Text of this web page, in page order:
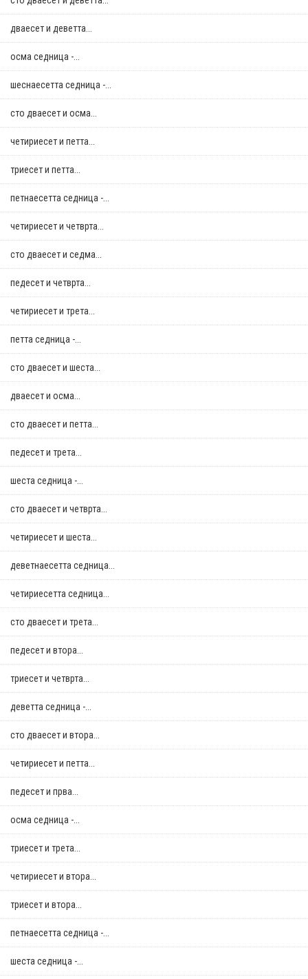
дваесет и деветта...
осма седница -...
шеснаесетта седница -...
сто дваесет и осма...
четириесет и петта...
триесет и петта...
петнаесетта седница -...
четириесет и четврта...
сто дваесет и седма...
педесет и четврта...
четириесет и трета...
петта седница -...
сто дваесет и шеста...
дваесет и осма...
сто дваесет и петта...
педесет и трета...
шеста седница -...
сто дваесет и четврта...
четириесет и шеста...
деветнаесетта седница...
четириесетта седница...
сто дваесет и трета...
педесет и втора...
триесет и четврта...
деветта седница -...
сто дваесет и втора...
четириесет и петта...
педесет и прва...
осма седница -...
триесет и трета...
четириесет и втора...
триесет и втора...
петнаесетта седница -...
шеста седница -...